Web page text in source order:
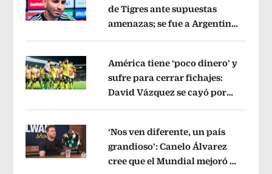
Opens in new window
de Tigres ante supuestas
amenazas; se fue a Argentina
Opens in new window
América tiene ‘poco dinero’ y
sufre para cerrar fichajes:
David Vázquez se cayó por
Opens in new window
‘Nos ven diferente, un país
grandioso’: Canelo Álvarez
cree que el Mundial mejoró la